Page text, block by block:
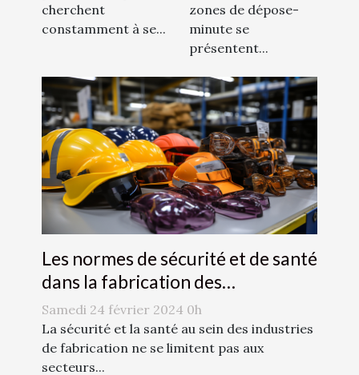
cherchent
constamment à se...
zones de dépose-
minute se
présentent...
Les normes de sécurité et de santé
dans la fabrication des
accessoires de mode
Samedi 24 février 2024 0h
La sécurité et la santé au sein des industries
de fabrication ne se limitent pas aux
secteurs...